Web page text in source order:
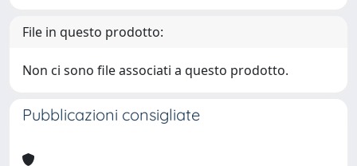
File in questo prodotto:
Non ci sono file associati a questo prodotto.
Pubblicazioni consigliate